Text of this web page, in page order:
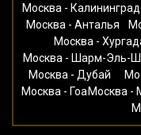
Москва - Калининград
Москва - Анталья
Москва -
Москва - Шарм-Эль-
Москва - Дубай
Москва - ГоаМосква -